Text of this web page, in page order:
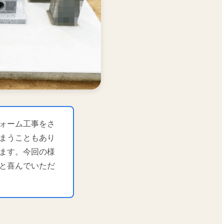
ーム工事をさ
うこともあり
す。今回の様
喜んでいただ